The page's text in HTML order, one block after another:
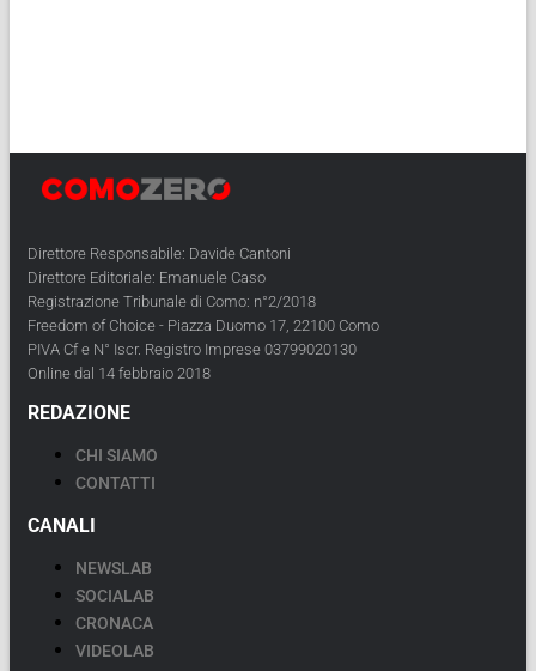
Direttore Responsabile: Davide Cantoni
Direttore Editoriale: Emanuele Caso
Registrazione Tribunale di Como: n°2/2018
Freedom of Choice - Piazza Duomo 17, 22100 Como
PIVA Cf e N° Iscr. Registro Imprese 03799020130
Online dal 14 febbraio 2018
REDAZIONE
CHI SIAMO
CONTATTI
CANALI
NEWSLAB
SOCIALAB
CRONACA
VIDEOLAB